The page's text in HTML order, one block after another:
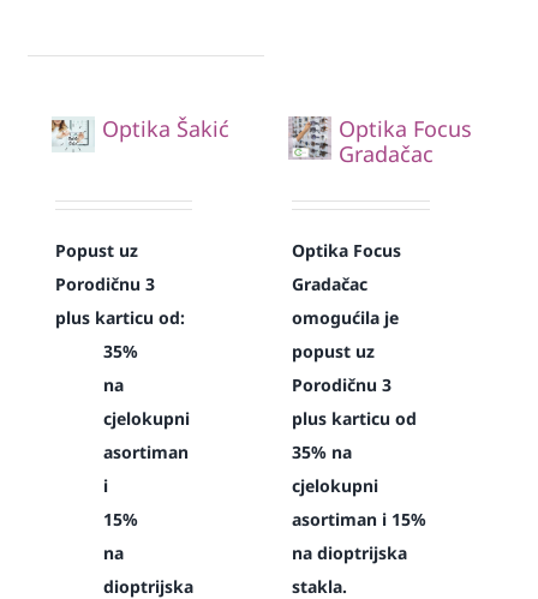
Optika Šakić
Popust uz
Porodičnu 3
plus karticu od:
35%
na
cjelokupni
asortiman
i
15%
na
dioptrijska
Optika Focus
Gradačac
Optika Focus
Gradačac
omogućila je
popust uz
Porodičnu 3
plus karticu od
35% na
cjelokupni
asortiman i 15%
na dioptrijska
stakla.